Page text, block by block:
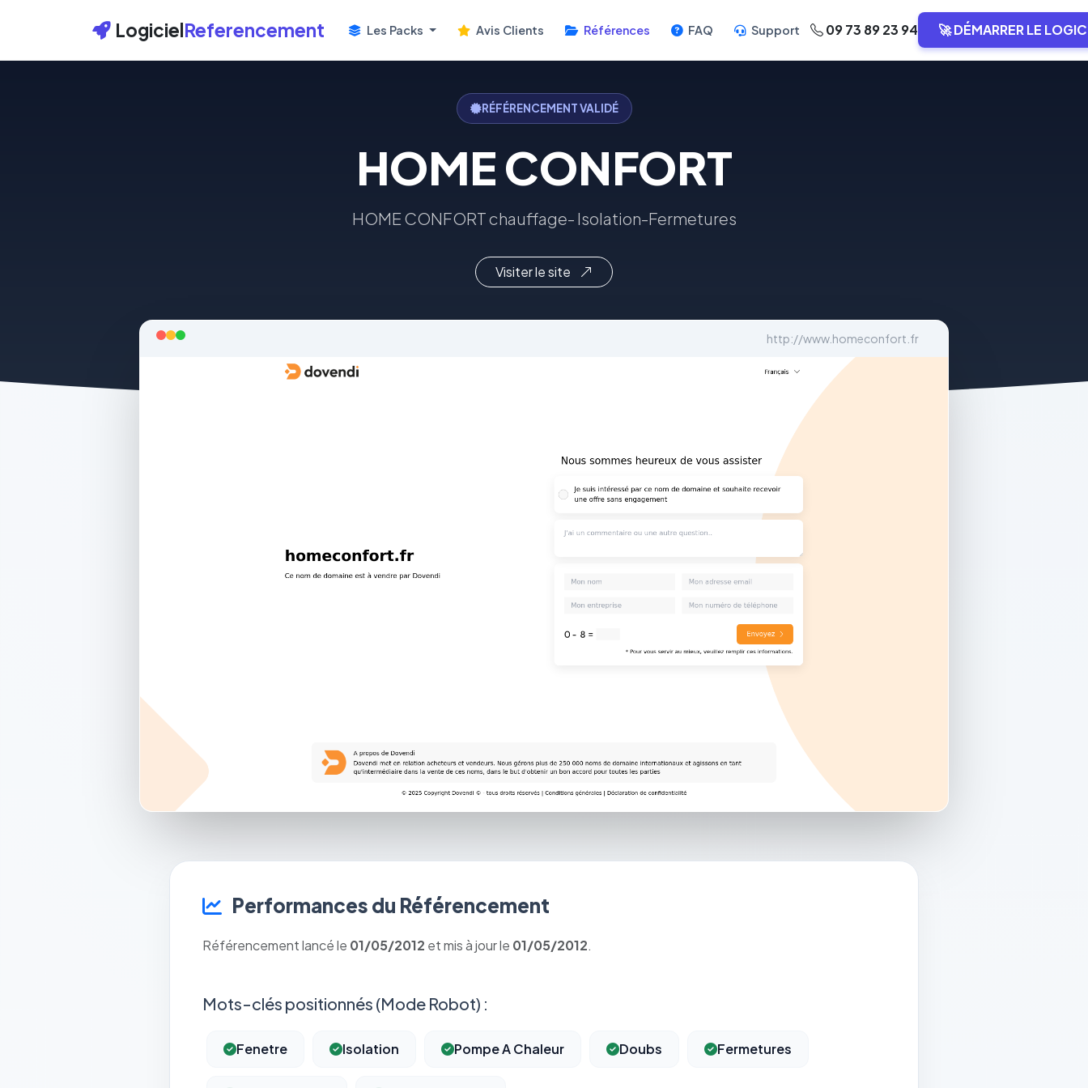
LogicielReferencement Les Packs Avis Clients Références FAQ Support 09 73 89 23 94 🚀 DÉMARRER LE
RÉFÉRENCEMENT VALIDÉ
HOME CONFORT
HOME CONFORT chauffage- Isolation-Fermetures
Visiter le site
http://www.homeconfort.fr
Performances du Référencement
Référencement lancé le 01/05/2012 et mis à jour le 01/05/2012.
Mots-clés positionnés (Mode Robot) :
Fenetre Isolation Pompe A Chaleur Doubs Fermetures